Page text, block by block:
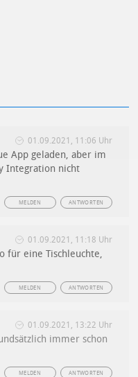
01.09.2021, 11:06 Uhr
App geladen, aber im
Integration nicht
ANTWORTEN
MELDEN
01.09.2021, 11:18 Uhr
für eine Tischleuchte,
ANTWORTEN
MELDEN
01.09.2021, 13:22 Uhr
immer schon
ANTWORTEN
MELDEN